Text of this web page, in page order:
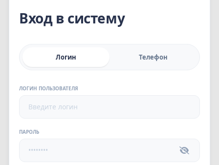
Вход в систему
Логин Телефон
ЛОГИН ПОЛЬЗОВАТЕЛЯ
ПАРОЛЬ